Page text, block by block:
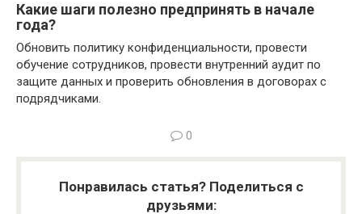
Какие шаги полезно предпринять в начале
года?
Обновить политику конфиденциальности, провести
обучение сотрудников, провести внутренний аудит по
защите данных и проверить обновления в договорах с
подрядчиками.
0
Понравилась статья? Поделиться с
друзьями: